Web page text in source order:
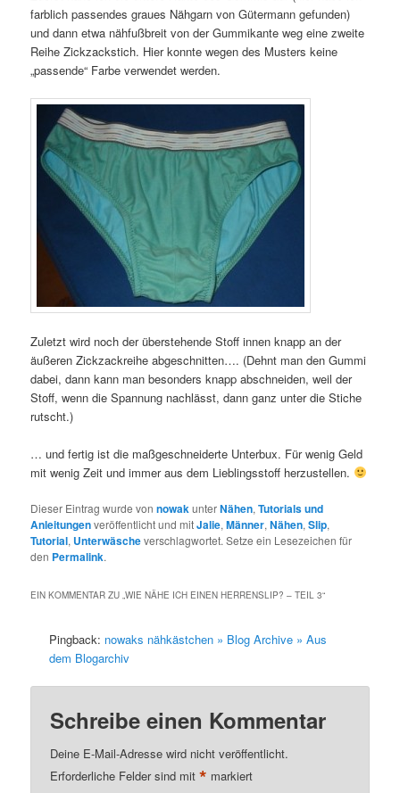
farblich passendes graues Nähgarn von Gütermann gefunden)
und dann etwa nähfußbreit von der Gummikante weg eine zweite
Reihe Zickzackstich. Hier konnte wegen des Musters keine
„passende“ Farbe verwendet werden.
Zuletzt wird noch der überstehende Stoff innen knapp an der
äußeren Zickzackreihe abgeschnitten…. (Dehnt man den Gummi
dabei, dann kann man besonders knapp abschneiden, weil der
Stoff, wenn die Spannung nachlässt, dann ganz unter die Stiche
rutscht.)
… und fertig ist die maßgeschneiderte Unterbux. Für wenig Geld
mit wenig Zeit und immer aus dem Lieblingsstoff herzustellen.
Dieser Eintrag wurde vonnowakunterNähen,Tutorials und
Anleitungenveröffentlicht und mitJalie,Männer,Nähen,Slip,
Tutorial, Unterwäscheverschlagwortet. Setze ein Lesezeichen für
den Permalink.
EIN KOMMENTAR ZU „WIE NÄHE ICH EINEN HERRENSLIP? – TEIL 3“
Pingback: nowaks nähkästchen » Blog Archive » Aus
dem Blogarchiv
Schreibe einen Kommentar
Deine E-Mail-Adresse wird nicht veröffentlicht.
Erforderliche Felder sind mit* markiert